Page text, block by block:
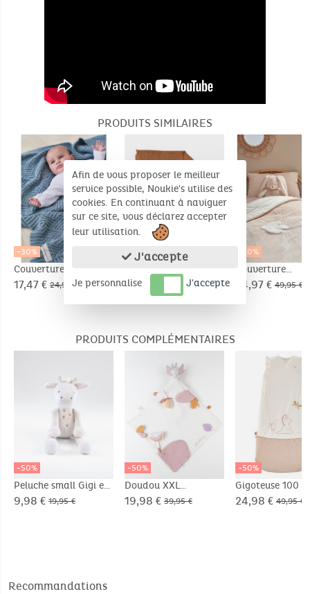
PRODUITS SIMILAIRES
-30%
Couverture en tricot
BIO 75x100cm
17,47 € 24,95 €
-30%
BIO 75x100cm
17,47 € 24,95 €
-30%
Couverture
100x140cm,
34,97 € 49,95 €
PRODUITS COMPLÉMENTAIRES
-50%
Peluche small Gigi en
Veloudoux®
9,98 € 19,95 €
-50%
Doudou XXL
d'activité Louli en
19,98 € 39,95 €
-50%
Gigoteuse 100
Popsie en
24,98 € 49,95 €
Recommandations
Afin de vous proposer le meilleur
service possible, Noukie's utilise des
cookies. En continuant à naviguer
sur ce site, vous déclarez accepter
leur utilisation.
J'accepte
Je personnalise J'accepte